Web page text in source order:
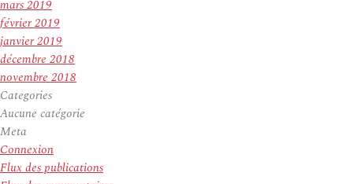
mars 2019
février 2019
janvier 2019
décembre 2018
novembre 2018
Categories
Aucune catégorie
Meta
Connexion
Flux des publications